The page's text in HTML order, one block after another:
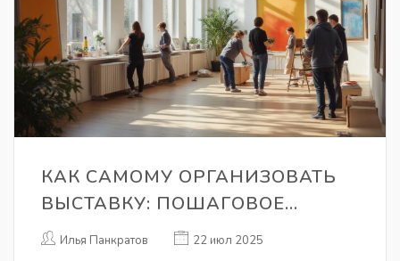
КАК САМОМУ ОРГАНИЗОВАТЬ
ВЫСТАВКУ: ПОШАГОВОЕ
РУКОВОДСТВО И ЛАЙФХАКИ
Илья Панкратов 22 июл 2025